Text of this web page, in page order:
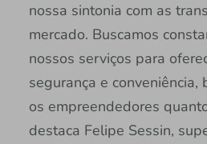
nossa sintonia com as
mercado. Buscamos
nossos serviços para
segurança e conveniência,
os empreendedores
destaca Felipe Sessin,